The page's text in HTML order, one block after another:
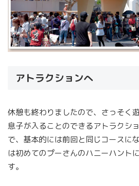
アトラクションへ
休憩も終わりましたので、さっそく
息子が入ることのできるアトラクシ
で、基本的には前回と同じコースに
は初めてのプーさんのハニーハント
す。